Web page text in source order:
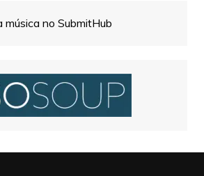
música no SubmitHub